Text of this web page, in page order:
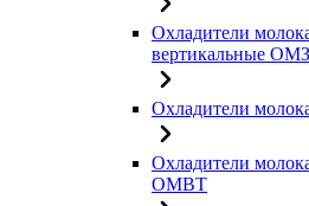
Охладители
вертикальные
Охладители
Охладители
ОМВТ